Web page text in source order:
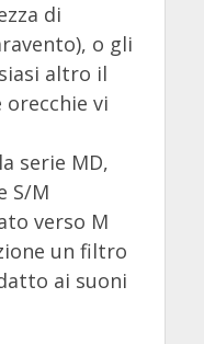
di
o gli
altro il
vi
serie MD,
S/M
verso M
un filtro
ai suoni